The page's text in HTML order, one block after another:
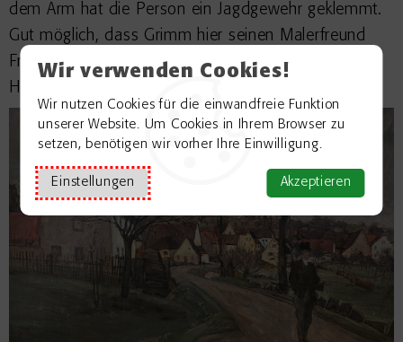
Wir verwenden Cookies!
Wir nutzen Cookies für die einwandfreie Funktion
unserer Website. Um Cookies in Ihrem Browser zu
setzen, benötigen wir vorher Ihre Einwilligung.
Einstellungen Akzeptieren
dem Arm hat die Person ein Jagdgewehr geklemmt.
Gut möglich, dass Grimm hier seinen Malerfreund
Franz Wallischeck porträtierte, der damals die
Hollerbacher Jagd gepachtet hatte.